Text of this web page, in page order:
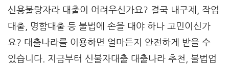
신용불량자라 대출이 어려우신가요? 결국 내구제, 작업
대출, 명함대출 등 불법에 손을 대야 하나 고민이신가
요? 대출나라를 이용하면 얼마든지 안전하게 받을 수
있습니다. 지금부터 신불자대출 대출나라 추천, 불법업